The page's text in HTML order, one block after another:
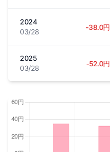
2024
03/28
-38.0円
2025
03/28
-52.0円